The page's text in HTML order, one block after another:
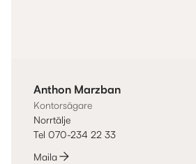
Anthon Marzban
Kontorsägare
Norrtälje
Tel 070-234 22 33
Maila